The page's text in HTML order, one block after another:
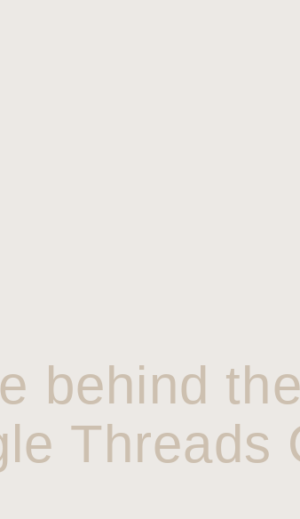
behind
Threads